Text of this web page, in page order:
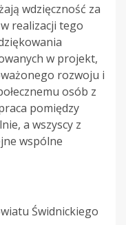
wdzięczność za
realizacji tego
w projekt,
rozwoju i
osób z
pomiędzy
a wszyscy z
wspólne
Świdnickiego